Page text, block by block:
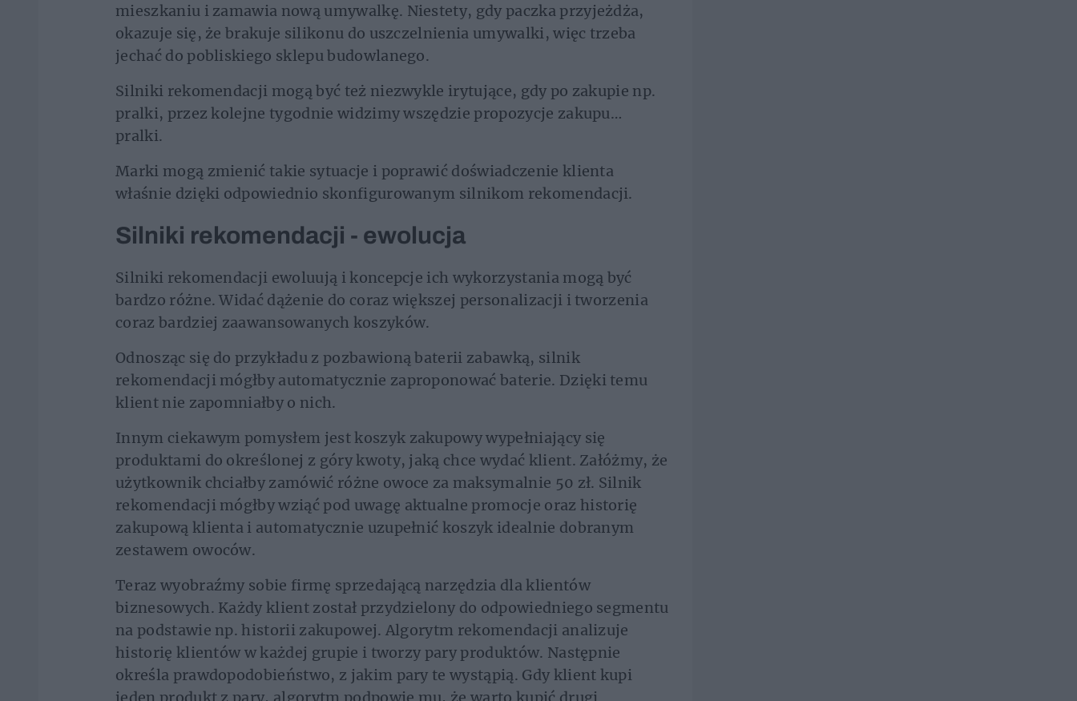
mieszkaniu i zamawia nową umywalkę. Niestety, gdy paczka przyjeżdża,
okazuje się, że brakuje silikonu do uszczelnienia umywalki, więc trzeba
jechać do pobliskiego sklepu budowlanego.
Silniki rekomendacji mogą być też niezwykle irytujące, gdy po zakupie np.
pralki, przez kolejne tygodnie widzimy wszędzie propozycje zakupu…
pralki.
Marki mogą zmienić takie sytuacje i poprawić doświadczenie klienta
właśnie dzięki odpowiednio skonfigurowanym silnikom rekomendacji.
Silniki rekomendacji - ewolucja
Silniki rekomendacji ewoluują i koncepcje ich wykorzystania mogą być
bardzo różne. Widać dążenie do coraz większej personalizacji i tworzenia
coraz bardziej zaawansowanych koszyków.
Odnosząc się do przykładu z pozbawioną baterii zabawką, silnik
rekomendacji mógłby automatycznie zaproponować baterie. Dzięki temu
klient nie zapomniałby o nich.
Innym ciekawym pomysłem jest koszyk zakupowy wypełniający się
produktami do określonej z góry kwoty, jaką chce wydać klient. Załóżmy, że
użytkownik chciałby zamówić różne owoce za maksymalnie 50 zł. Silnik
rekomendacji mógłby wziąć pod uwagę aktualne promocje oraz historię
zakupową klienta i automatycznie uzupełnić koszyk idealnie dobranym
zestawem owoców.
Teraz wyobraźmy sobie firmę sprzedającą narzędzia dla klientów
biznesowych. Każdy klient został przydzielony do odpowiedniego segmentu
na podstawie np. historii zakupowej. Algorytm rekomendacji analizuje
historię klientów w każdej grupie i tworzy pary produktów. Następnie
określa prawdopodobieństwo, z jakim pary te wystąpią. Gdy klient kupi
jeden produkt z pary, algorytm podpowie mu, że warto kupić drugi